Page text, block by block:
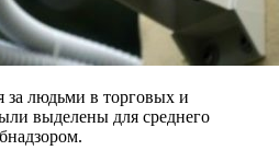
за людьми в торговых и
выделены для среднего